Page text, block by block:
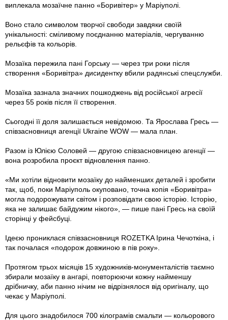
виплекала мозаїчне панно «Боривітер» у Маріуполі.
Воно стало символом творчої свободи завдяки своїй
унікальності: сміливому поєднанню матеріалів, чергуванню
рельєфів та кольорів.
Мозаїка пережила пані Горську — через три роки після
створення «Боривітра» дисидентку вбили радянські спецслужби.
Мозаїка зазнала значних пошкоджень від російської агресії
через 55 років після її створення.
Сьогодні її доля залишається невідомою. Та Ярослава Гресь —
співзасновниця агенції Ukraine WOW — мала план.
Разом із Юлією Соловей — другою співзасновницею агенції —
вона розробила проєкт відновлення панно.
«Ми хотіли відновити мозаїку до найменших деталей і зробити
так, щоб, поки Маріуполь окуповано, точна копія «Боривітра»
могла подорожувати світом і розповідати свою історію. Історію,
яка не залишає байдужим нікого», — пише пані Гресь на своїй
сторінці у фейсбуці.
Ідеєю прониклася співзасновниця ROZETKA Ірина Чечоткіна, і
так почалася «подорож довжиною в пів року».
Протягом трьох місяців 15 художників-монументалістів таємно
збирали мозаїку в ангарі, повторюючи кожну найменшу
дрібничку, аби панно нічим не відрізнялося від оригіналу, що
чекає у Маріуполі.
Для цього знадобилося 700 кілограмів смальти — кольорового